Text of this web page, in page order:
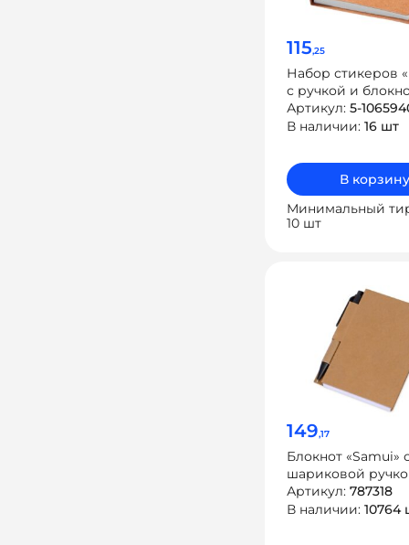
115,25
Набор стикеров
с ручкой и
Артикул: 5-
В наличии: 16 шт
В корзину
Минимальный
10 шт
149,17
Блокнот «Samui»
шариковой
Артикул: 787318
В наличии: 10764